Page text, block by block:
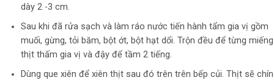
dày 2 -3 cm.
Sau khi đã rửa sạch và làm ráo nước tiến hành tẩm gia vị gồm
muối, gừng, tỏi băm, bột ớt, bột hạt dổi. Trộn đều để từng miếng
thịt thấm gia vị và đậy để tầm 2 tiếng.
Dùng que xiên để xiên thịt sau đó trên trên bếp củi. Thịt sẽ chín